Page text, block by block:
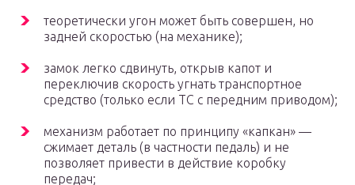
теоретически угон может быть совершен, но
задней скоростью (на механике);
замок легко сдвинуть, открыв капот и
переключив скорость угнать транспортное
средство (только если ТС с передним приводом);
механизм работает по принципу «капкан» —
сжимает деталь (в частности педаль) и не
позволяет привести в действие коробку
передач;